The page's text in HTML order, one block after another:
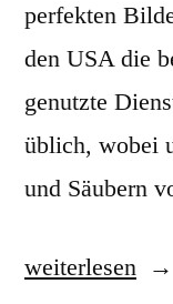
perfekten
den USA die
genutzte
üblich, wobei
und Säubern
„Home
weiterlesen